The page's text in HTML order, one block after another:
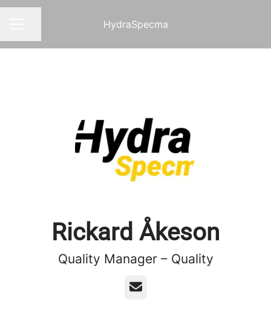
HydraSpecma
Rickard Åkeson
Quality Manager – Quality
E-post